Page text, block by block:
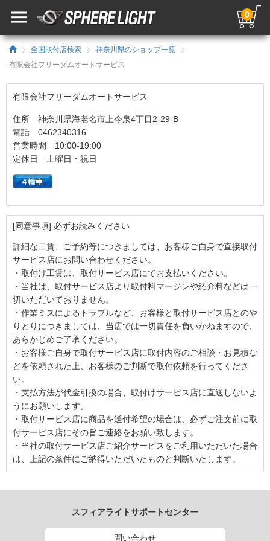
0
全国取付店検索
神奈川県のショップ一覧
有限会社フリーダムオートサービス
有限会社フリーダムオートサービス
住所 神奈川県海老名市上今泉4丁目2-29-B
電話 0462340316
営業時間 10:00-19:00
定休日 土曜日・祝日
[同意事項] 必ずお読みください
詳細な工賃、ご予約等につきましては、お客様ご自身で直接取付
サービス店にお問い合わせください。
・取付け工賃は、取付サービス店にてお支払いください。
・当社は、取付サービス店より取付料マージンや紹介料などは一
切いただいておりません。
・作業ミスによるトラブルなど、お客様と取付サービス店とのや
りとりにつきましては、当店では一切責任を負いかねますので、
あらかじめご了承ください。
・お客様ご自身で取付サービス店に取付内容のご相談・お見積な
どを依頼された上、お客様のご判断で取付依頼を行ってくださ
い。
・支払方法が代金引換の場合、取付けサービス店に直送しないよ
うにお願いします。
・取付サービス店に商品を送付希望の場合は、必ずご注文前に取
付サービス店にその旨ご連絡をお願い致します。
・当社の取付サービス店ご紹介サービスをご利用いただいた場合
は、上記の条件にご納得いただいたものと判断いたします。
スフィアライトサポートセンター
問い合わせ